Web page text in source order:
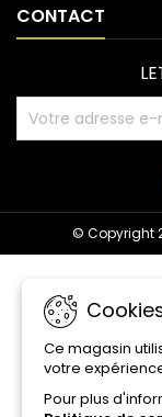
CONTACT
Ce magasin
votre
Pour plus
© Copyright